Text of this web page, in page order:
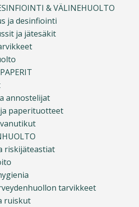
& VÄLINEHUOLTO
ja desinfiointi
ja jätesäkit
annostelijat
paperituotteet
riskijäteastiat
tarvikkeet
ruiskut